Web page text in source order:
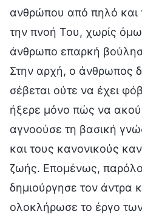
ανθρώπου από πηλό και
την πνοή Του, χωρίς
άνθρωπο επαρκή
Στην αρχή, ο άνθρωπος
σέβεται ούτε να έχει
ήξερε μόνο πώς να
αγνοούσε τη βασική
και τους κανονικούς
ζωής. Επομένως,
δημιούργησε τον άντρα
ολοκλήρωσε το έργο